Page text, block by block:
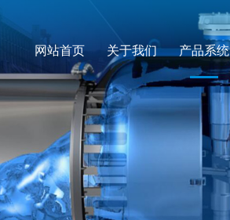
网站首页 关于我们 产品系统